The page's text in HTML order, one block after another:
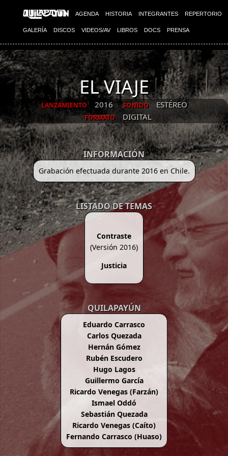
AGENDA HISTORIA INTEGRANTES REPERTORIO
GALERÍA DISCOS VIDEOS/AV LIBROS DOCS PRENSA
EL VIAJE
LANZAMIENTO 2016 SONIDO ESTÉREO
FORMATO DIGITAL
INFORMACIÓN
Grabación efectuada durante 2016 en Chile.
LISTADO DE TEMAS
Contraste
(Versión 2016)
Justicia
QUILAPAYÚN
Eduardo Carrasco
Carlos Quezada
Hernán Gómez
Rubén Escudero
Hugo Lagos
Guillermo García
Ricardo Venegas (Farzán)
Ismael Oddó
Sebastián Quezada
Ricardo Venegas (Caíto)
Fernando Carrasco (Huaso)